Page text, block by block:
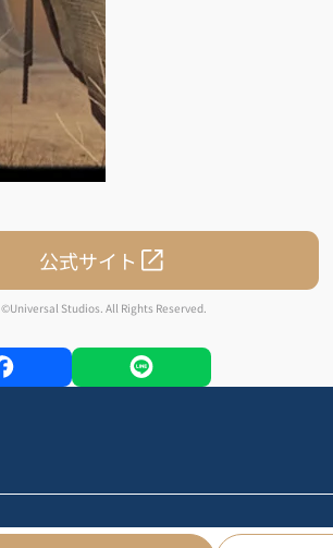
公式サイト
©Universal Studios. All Rights Reserved.